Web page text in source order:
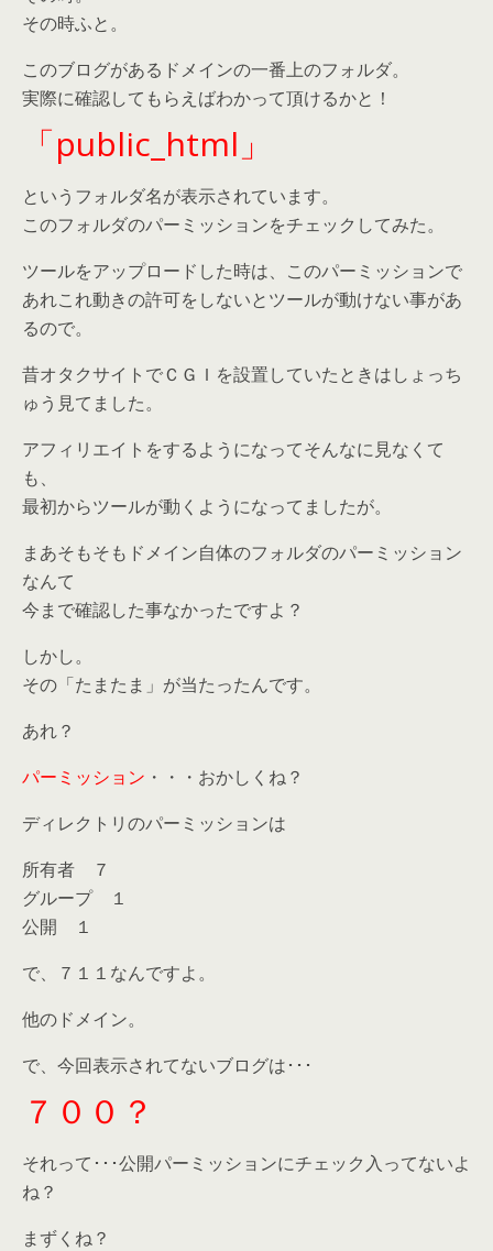
その時ふと。
このブログがあるドメインの一番上のフォルダ。
実際に確認してもらえばわかって頂けるかと！
「public_html」
というフォルダ名が表示されています。
このフォルダのパーミッションをチェックしてみた。
ツールをアップロードした時は、このパーミッションで
あれこれ動きの許可をしないとツールが動けない事があ
るので。
昔オタクサイトでＣＧＩを設置していたときはしょっち
ゅう見てました。
アフィリエイトをするようになってそんなに見なくて
も、
最初からツールが動くようになってましたが。
まあそもそもドメイン自体のフォルダのパーミッション
なんて
今まで確認した事なかったですよ？
しかし。
その「たまたま」が当たったんです。
あれ？
パーミッション ・・・おかしくね？
ディレクトリのパーミッションは
所有者 ７
グループ １
公開 １
で、７１１なんですよ。
他のドメイン。
で、今回表示されてないブログは･･･
７００？
それって･･･公開パーミッションにチェック入ってないよ
ね？
まずくね？